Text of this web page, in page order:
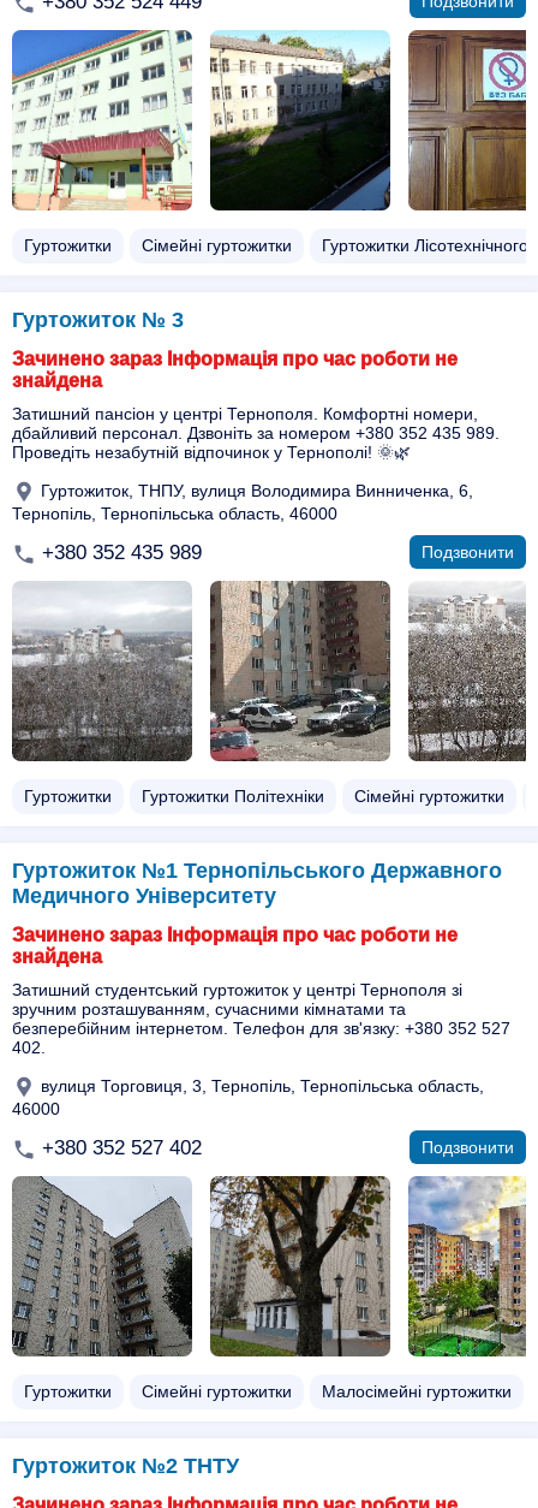
Гуртожитки Сімейні гуртожитки Гуртожитки Лісотехнічного
Гуртожиток № 3
Зачинено зараз Інформація про час роботи не
знайдена
Затишний пансіон у центрі Тернополя. Комфортні номери,
дбайливий персонал. Дзвоніть за номером +380 352 435 989.
Проведіть незабутній відпочинок у Тернополі! 🌞🌿
Гуртожиток, ТНПУ, вулиця Володимира Винниченка, 6,
Тернопіль, Тернопільська область, 46000
+380 352 435 989 Подзвонити
Гуртожитки Гуртожитки Політехніки Сімейні гуртожитки
Гуртожиток №1 Тернопільського Державного
Медичного Університету
Зачинено зараз Інформація про час роботи не
знайдена
Затишний студентський гуртожиток у центрі Тернополя зі
зручним розташуванням, сучасними кімнатами та
безперебійним інтернетом. Телефон для зв'язку: +380 352 527
402.
вулиця Торговиця, 3, Тернопіль, Тернопільська область,
46000
+380 352 527 402 Подзвонити
Гуртожитки Сімейні гуртожитки Малосімейні гуртожитки
Гуртожиток №2 ТНТУ